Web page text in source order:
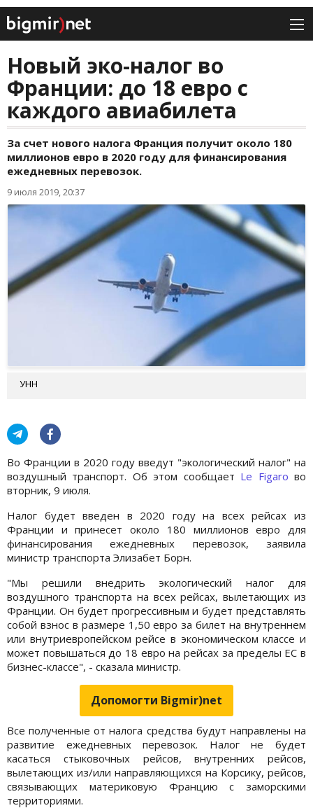
Новый эко-налог во
Франции: до 18 евро с
каждого авиабилета
За счет нового налога Франция получит около 180
миллионов евро в 2020 году для финансирования
ежедневных перевозок.
9 июля 2019, 20:37
УНН
Во Франции в 2020 году введут "экологический налог" на
воздушный транспорт. Об этом сообщает Le Figaro во
вторник, 9 июля.
Налог будет введен в 2020 году на всех рейсах из
Франции и принесет около 180 миллионов евро для
финансирования ежедневных перевозок, заявила
министр транспорта Элизабет Борн.
"Мы решили внедрить экологический налог для
воздушного транспорта на всех рейсах, вылетающих из
Франции. Он будет прогрессивным и будет представлять
собой взнос в размере 1,50 евро за билет на внутреннем
или внутриевропейском рейсе в экономическом классе и
может повышаться до 18 евро на рейсах за пределы ЕС в
бизнес-классе", - сказала министр.
Допомогти Bigmir)net
Все полученные от налога средства будут направлены на
развитие ежедневных перевозок. Налог не будет
касаться стыковочных рейсов, внутренних рейсов,
вылетающих из/или направляющихся на Корсику, рейсов,
связывающих материковую Францию с заморскими
территориями.